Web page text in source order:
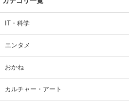
IT・科学
エンタメ
おかね
カルチャー・アート